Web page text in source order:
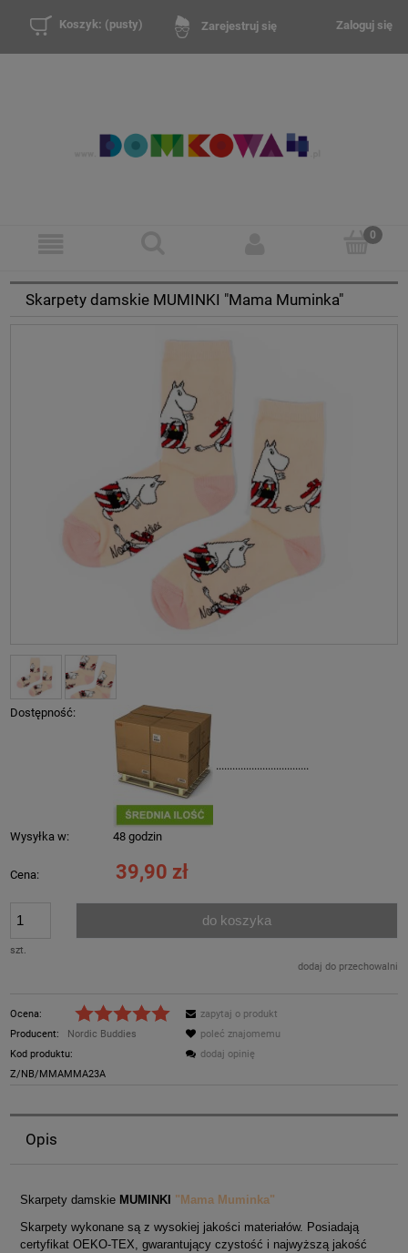
Zarejestruj się Zaloguj się
Koszyk: (pusty)
Skarpety damskie MUMINKI "Mama Muminka"
Dostępność:
..................................
Wysyłka w: 48 godzin
Cena: 39,90 zł
szt.
do koszyka
dodaj do przechowalni
Ocena:
Producent:
Nordic Buddies
Kod produktu:
Z/NB/MMAMMA23A
zapytaj o produkt
poleć znajomemu
dodaj opinię
Opis
Skarpety damskie MUMINKI "Mama Muminka"
Skarpety wykonane są z wysokiej jakości materiałów. Posiadają
certyfikat OEKO-TEX, gwarantujący czystość i najwyższą jakość